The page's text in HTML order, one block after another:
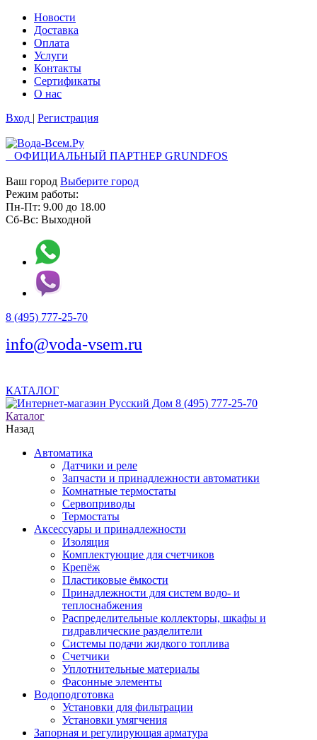
Новости
Доставка
Оплата
Услуги
Контакты
Cертификаты
О нас
Вход | Регистрация
ОФИЦИАЛЬНЫЙ ПАРТНЕР GRUNDFOS
Ваш город Выберите город
Режим работы:
Пн-Пт: 9.00 до 18.00
Сб-Вс: Выходной
8 (495) 777-25-70
info@voda-vsem.ru
КАТАЛОГ
8 (495) 777-25-70
Каталог
Назад
Автоматика
Датчики и реле
Запчасти и принадлежности автоматики
Комнатные термостаты
Сервоприводы
Термостаты
Аксессуары и принадлежности
Изоляция
Комплектующие для счетчиков
Крепёж
Пластиковые ёмкости
Принадлежности для систем водо- и
теплоснабжения
Распределительные коллекторы, шкафы и
гидравлические разделители
Системы подачи жидкого топлива
Счетчики
Уплотнительные материалы
Фасонные элементы
Водоподготовка
Установки для фильтрации
Установки умягчения
Запорная и регулирующая арматура